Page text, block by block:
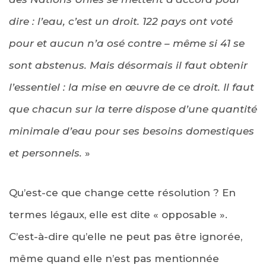
dire : l’eau, c’est un droit. 122 pays ont voté
pour et aucun n’a osé contre – même si 41 se
sont abstenus. Mais désormais il faut obtenir
l’essentiel : la mise en œuvre de ce droit. Il faut
que chacun sur la terre dispose d’une quantité
minimale d’eau pour ses besoins domestiques
et personnels. »
Qu’est-ce que change cette résolution ? En
termes légaux, elle est dite « opposable ».
C’est-à-dire qu’elle ne peut pas être ignorée,
même quand elle n’est pas mentionnée